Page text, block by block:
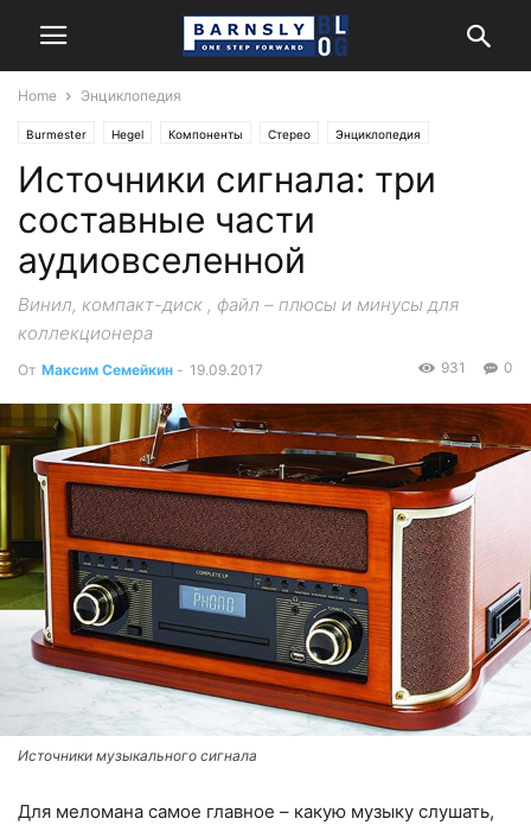
Home Энциклопедия
Burmester Hegel Компоненты Стерео Энциклопедия
Источники сигнала: три
составные части
аудиовселенной
Винил, компакт-диск , файл – плюсы и минусы для
коллекционера
От Максим Семейкин - 19.09.2017 0
931
Источники музыкального сигнала
Для меломана самое главное – какую музыку слушать,